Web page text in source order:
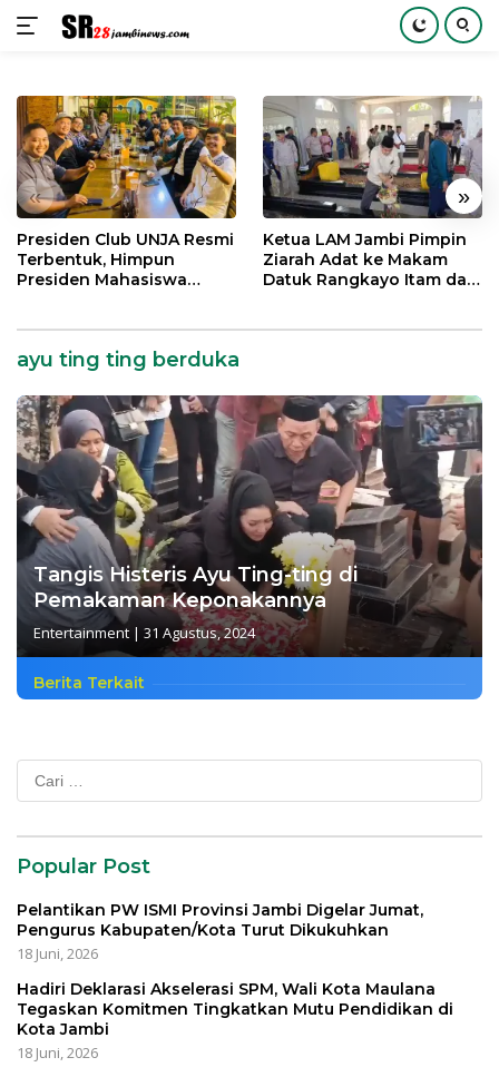
konten
« »
Presiden Club UNJA Resmi
Terbentuk, Himpun
Presiden Mahasiswa
Ketua LAM Jambi Pimpin
Ziarah Adat ke Makam
Datuk Rangkayo Itam dan
ayu ting ting berduka
Tangis Histeris Ayu Ting-ting di
Pemakaman Keponakannya
Entertainment | 31 Agustus, 2024
Berita Terkait
Cari
untuk:
Popular Post
Pelantikan PW ISMI Provinsi Jambi Digelar Jumat,
Pengurus Kabupaten/Kota Turut Dikukuhkan
18 Juni, 2026
Hadiri Deklarasi Akselerasi SPM, Wali Kota Maulana
Tegaskan Komitmen Tingkatkan Mutu Pendidikan di
Kota Jambi
18 Juni, 2026